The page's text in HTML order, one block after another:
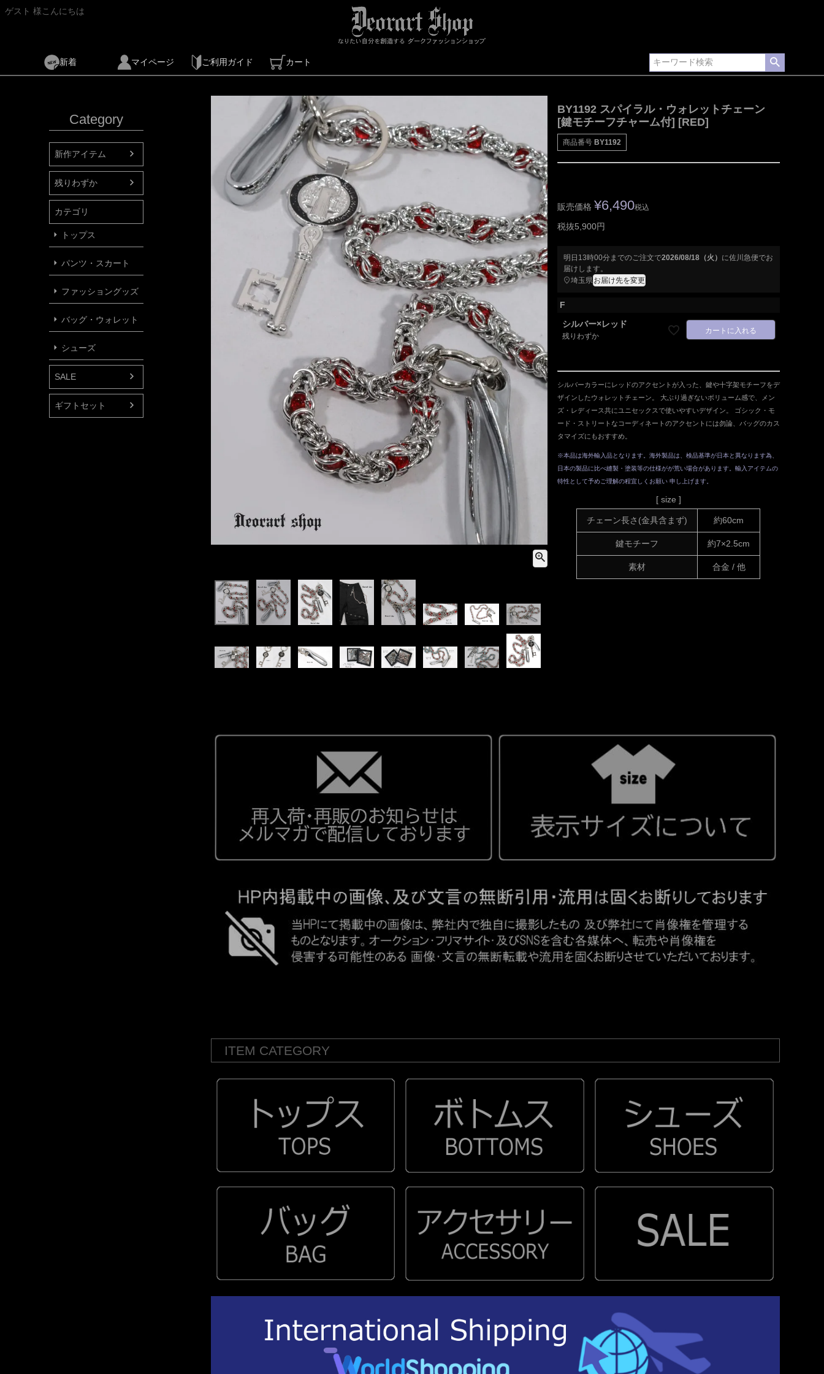
ゲスト 様こんにちは
新着 マイページ ご利用ガイド カート
Category
新作アイテム
残りわずか
カテゴリ
トップス
パンツ・スカート
ファッショングッズ
バッグ・ウォレット
シューズ
SALE
ギフトセット
BY1192 スパイラル・ウォレットチェーン
[鍵モチーフチャーム付] [RED]
商品番号 BY1192
販売価格 ¥6,490税込
税抜5,900円
明日 13時00分までのご注文で2026/08/18（火） に佐川急便でお
届けします。
埼玉県お届け先を変更
F
シルバー×レッド
残りわずか
カートに入れる
シルバーカラーにレッドのアクセントが入った、鍵や十字架モチーフをデ
ザインしたウォレットチェーン。 大ぶり過ぎないボリューム感で、メン
ズ・レディース共にユニセックスで使いやすいデザイン。 ゴシック・モ
ード・ストリートなコーディネートのアクセントには勿論、バッグのカス
タマイズにもおすすめ。
※本品は海外輸入品となります。海外製品は、検品基準が日本と異なります為、
日本の製品に比べ縫製・塗装等の仕様がが荒い場合があります。輸入アイテムの
特性として予めご理解の程宜しくお願い 申し上げます。
[ size ]
チェーン長さ(金具含まず) 約60cm
鍵モチーフ 約7×2.5cm
素材 合金 / 他
ITEM CATEGORY